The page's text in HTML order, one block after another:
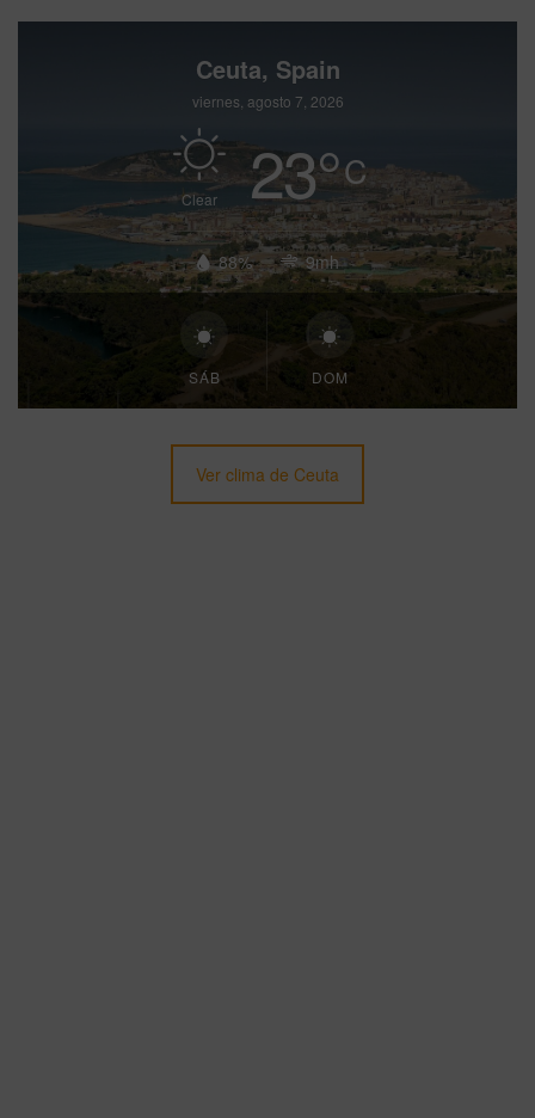
Ceuta, Spain
viernes, agosto 7, 2026
Clear 23°C
88% 9mh
SÁB DOM
Ver clima de Ceuta